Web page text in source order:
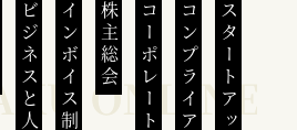
ビジネスと人権インボイス制度 株主総会 コンプライアンススタートアップ